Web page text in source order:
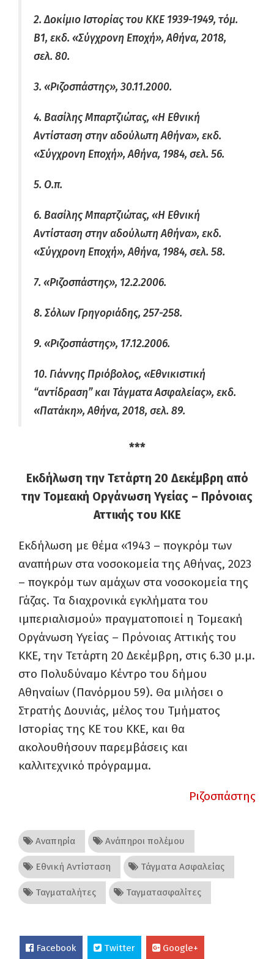
2. Δοκίμιο Ιστορίας του ΚΚΕ 1939-1949, τόμ.
Β1, εκδ. «Σύγχρονη Εποχή», Αθήνα, 2018,
σελ. 80.
3. «Ριζοσπάστης», 30.11.2000.
4. Βασίλης Μπαρτζιώτας, «Η Εθνική
Αντίσταση στην αδούλωτη Αθήνα», εκδ.
«Σύγχρονη Εποχή», Αθήνα, 1984, σελ. 56.
5. Ο.π.
6. Βασίλης Μπαρτζιώτας, «Η Εθνική
Αντίσταση στην αδούλωτη Αθήνα», εκδ.
«Σύγχρονη Εποχή», Αθήνα, 1984, σελ. 58.
7. «Ριζοσπάστης», 12.2.2006.
8. Σόλων Γρηγοριάδης, 257-258.
9. «Ριζοσπάστης», 17.12.2006.
10. Γιάννης Πριόβολος, «Εθνικιστική
“αντίδραση” και Τάγματα Ασφαλείας», εκδ.
«Πατάκη», Αθήνα, 2018, σελ. 89.
***
Εκδήλωση την Τετάρτη 20 Δεκέμβρη από
την Τομεακή Οργάνωση Υγείας – Πρόνοιας
Αττικής του ΚΚΕ
Εκδήλωση με θέμα «1943 – πογκρόμ των
αναπήρων στα νοσοκομεία της Αθήνας, 2023
– πογκρόμ των αμάχων στα νοσοκομεία της
Γάζας. Τα διαχρονικά εγκλήματα του
ιμπεριαλισμού» πραγματοποιεί η Τομεακή
Οργάνωση Υγείας – Πρόνοιας Αττικής του
ΚΚΕ, την Τετάρτη 20 Δεκέμβρη, στις 6.30 μ.μ.
στο Πολυδύναμο Κέντρο του δήμου
Αθηναίων (Πανόρμου 59). Θα μιλήσει ο
Στρατής Δουνιάς, μέλος του Τμήματος
Ιστορίας της ΚΕ του ΚΚΕ, και θα
ακολουθήσουν παρεμβάσεις και
καλλιτεχνικό πρόγραμμα.
Ριζοσπάστης
Αναπηρία Ανάπηροι πολέμου
Εθνική Αντίσταση Τάγματα Ασφαλείας
Ταγματαλήτες Ταγματασφαλίτες
Facebook Twitter Google+